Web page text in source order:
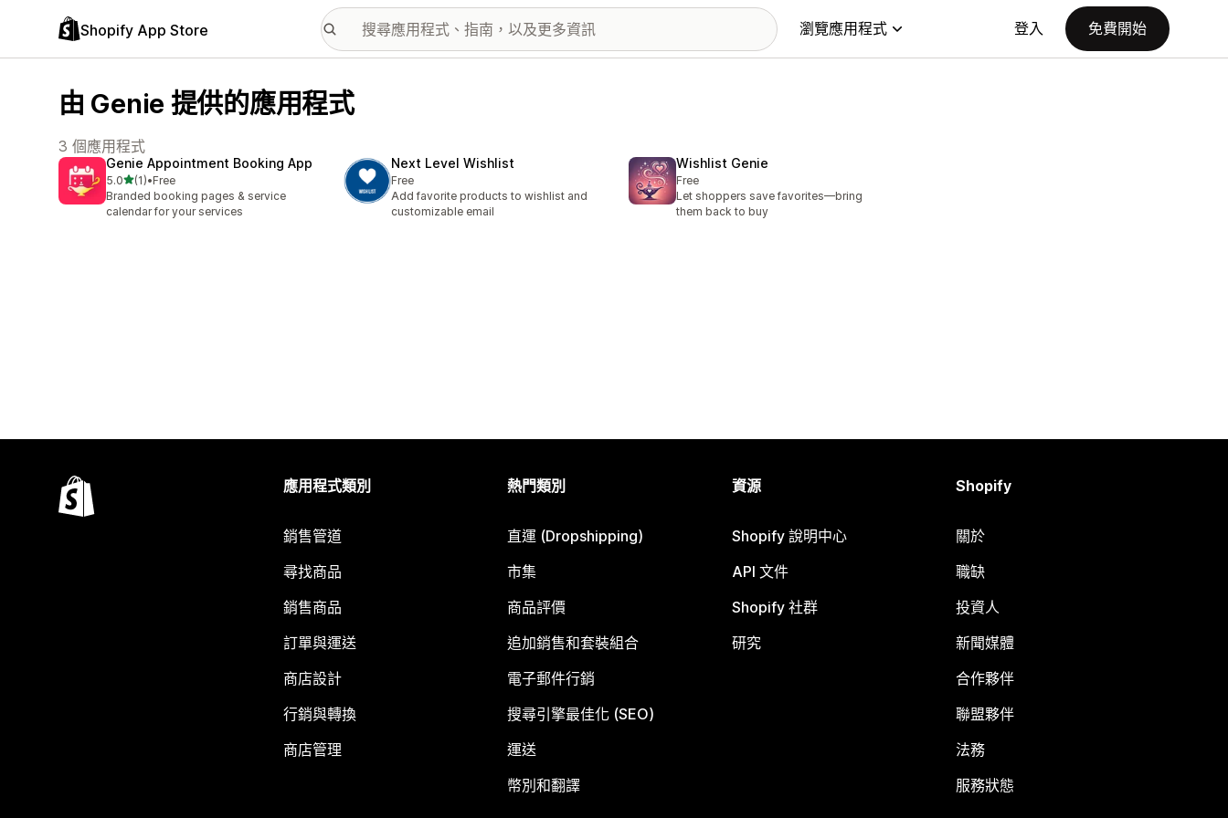
Shopify App Store 瀏覽應用程式 登入 免費開始
由 Genie 提供的應用程式
3 個應用程式
Genie Appointment Booking App
5.0滿分 5 顆星
(1)
共有 1 則評價
•Free
Branded booking pages & service
calendar for your services
Next Level Wishlist
Free
Add favorite products to wishlist and
customizable email
Wishlist Genie
Free
Let shoppers save favorites—bring
them back to buy
應用程式類別
銷售管道
尋找商品
銷售商品
訂單與運送
商店設計
行銷與轉換
商店管理
熱門類別
直運 (Dropshipping)
市集
商品評價
追加銷售和套裝組合
電子郵件行銷
搜尋引擎最佳化 (SEO)
運送
幣別和翻譯
資源
Shopify 說明中心
API 文件
Shopify 社群
研究
Shopify
關於
職缺
投資人
新聞媒體
合作夥伴
聯盟夥伴
法務
服務狀態